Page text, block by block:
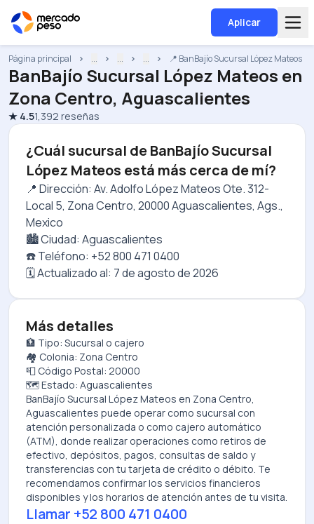
Aplicar
Página principal ... ... ... 📍 BanBajío Sucursal López Mateos
BanBajío Sucursal López Mateos en
Zona Centro, Aguascalientes
★ 4.51,392 reseñas
¿Cuál sucursal de BanBajío Sucursal
López Mateos está más cerca de mí?
📍 Dirección: Av. Adolfo López Mateos Ote. 312-
Local 5, Zona Centro, 20000 Aguascalientes, Ags.,
Mexico
🏙️ Ciudad: Aguascalientes
☎️ Teléfono: +52 800 471 0400
🗓️ Actualizado al: 7 de agosto de 2026
Más detalles
🏦 Tipo: Sucursal o cajero
🏘️ Colonia: Zona Centro
📮 Código Postal: 20000
🗺️ Estado: Aguascalientes
BanBajío Sucursal López Mateos en Zona Centro,
Aguascalientes puede operar como sucursal con
atención personalizada o como cajero automático
(ATM), donde realizar operaciones como retiros de
efectivo, depósitos, pagos, consultas de saldo y
transferencias con tu tarjeta de crédito o débito. Te
recomendamos confirmar los servicios financieros
disponibles y los horarios de atención antes de tu visita.
Llamar +52 800 471 0400